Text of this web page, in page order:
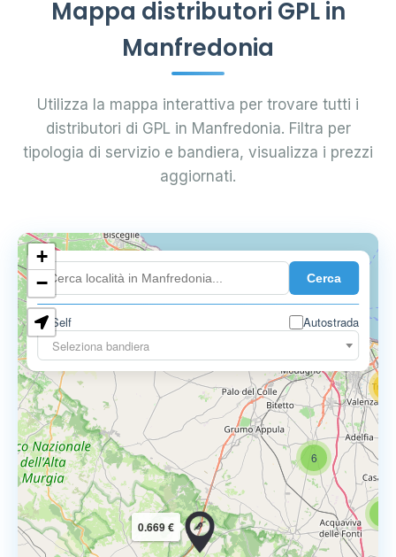
Mappa distributori GPL in
Manfredonia
Utilizza la mappa interattiva per trovare tutti i
distributori di GPL in Manfredonia. Filtra per
tipologia di servizio e bandiera, visualizza i prezzi
aggiornati.
Cerca
Self
Autostrada
Seleziona bandiera
4
6
0.669 €
+
−